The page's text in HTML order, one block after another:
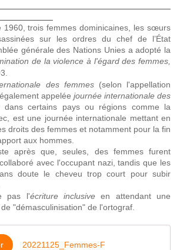
1960, trois femmes dominicaines, les sœurs
sur les ordres du chef de l’État
générale des Nations Unies a adopté la
de la violence à l'égard des femmes,
des femmes(selon l'appellation
appelée journée internationale des
dans certains pays ou régions comme la
est une journée internationale mettant en
droits des femmes et notamment pour la fin
aux hommes.
après que, seules, des femmes furent
avec l'occupant nazi, tandis que les
doute le cheveu trop court pour subir
pas l'écriture inclusive en attendant une
"démasculinisation" de l'ortograf.
20221125_Femmes-F